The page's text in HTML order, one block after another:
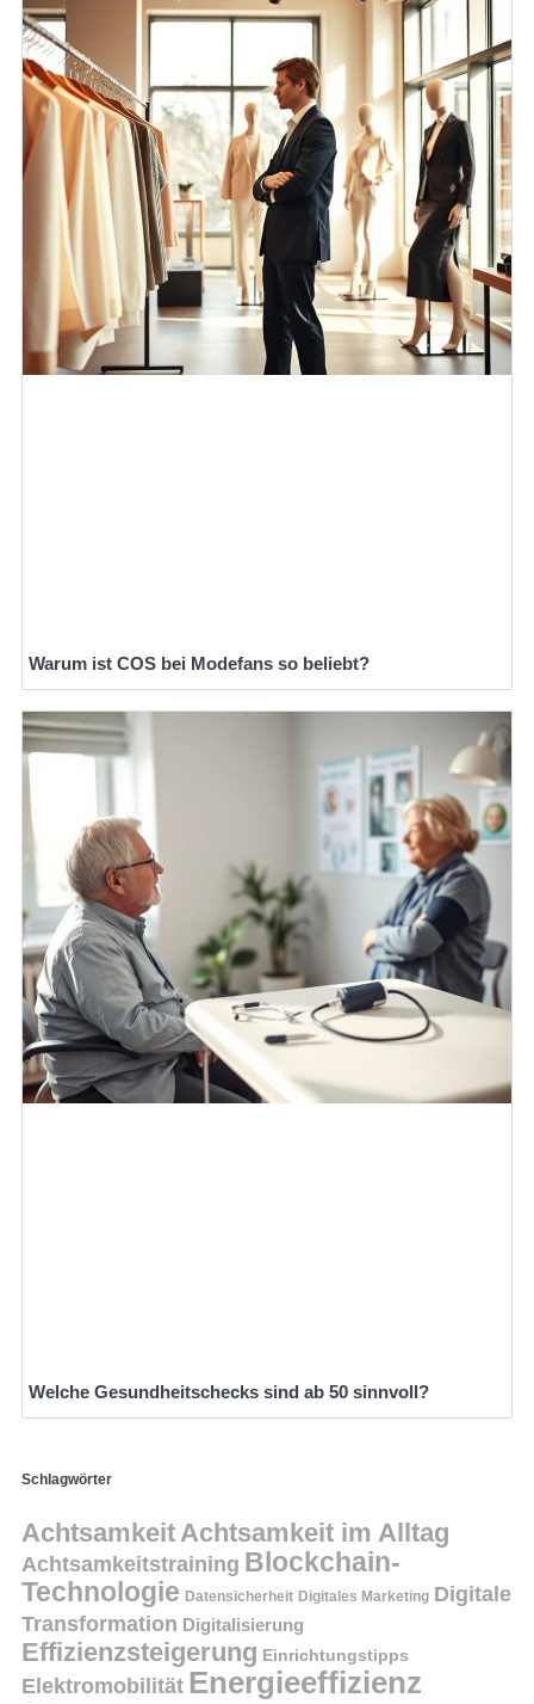
Warum ist COS bei Modefans so beliebt?
Welche Gesundheitschecks sind ab 50 sinnvoll?
Schlagwörter
AchtsamkeitAchtsamkeit im Alltag
Achtsamkeitstraining Blockchain-
Technologie Datensicherheit Digitales Marketing Digitale
Transformation Digitalisierung
Effizienzsteigerung Einrichtungstipps
Elektromobilität Energieeffizienz